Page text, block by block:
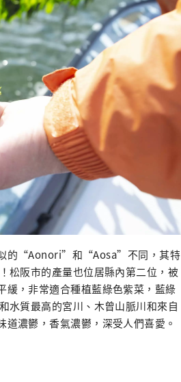
似的“Aonori”和“Aosa”不同，其特
松阪市的產量也位居縣內第二位，被
緩，非常適合種植藍綠色紫菜，藍綠
水質最高的宮川、木曾山脈川和來自
濃鬱，香氣濃鬱，深受人們喜愛。